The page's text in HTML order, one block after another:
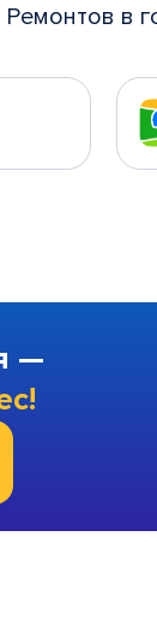
Ремонтов в
—